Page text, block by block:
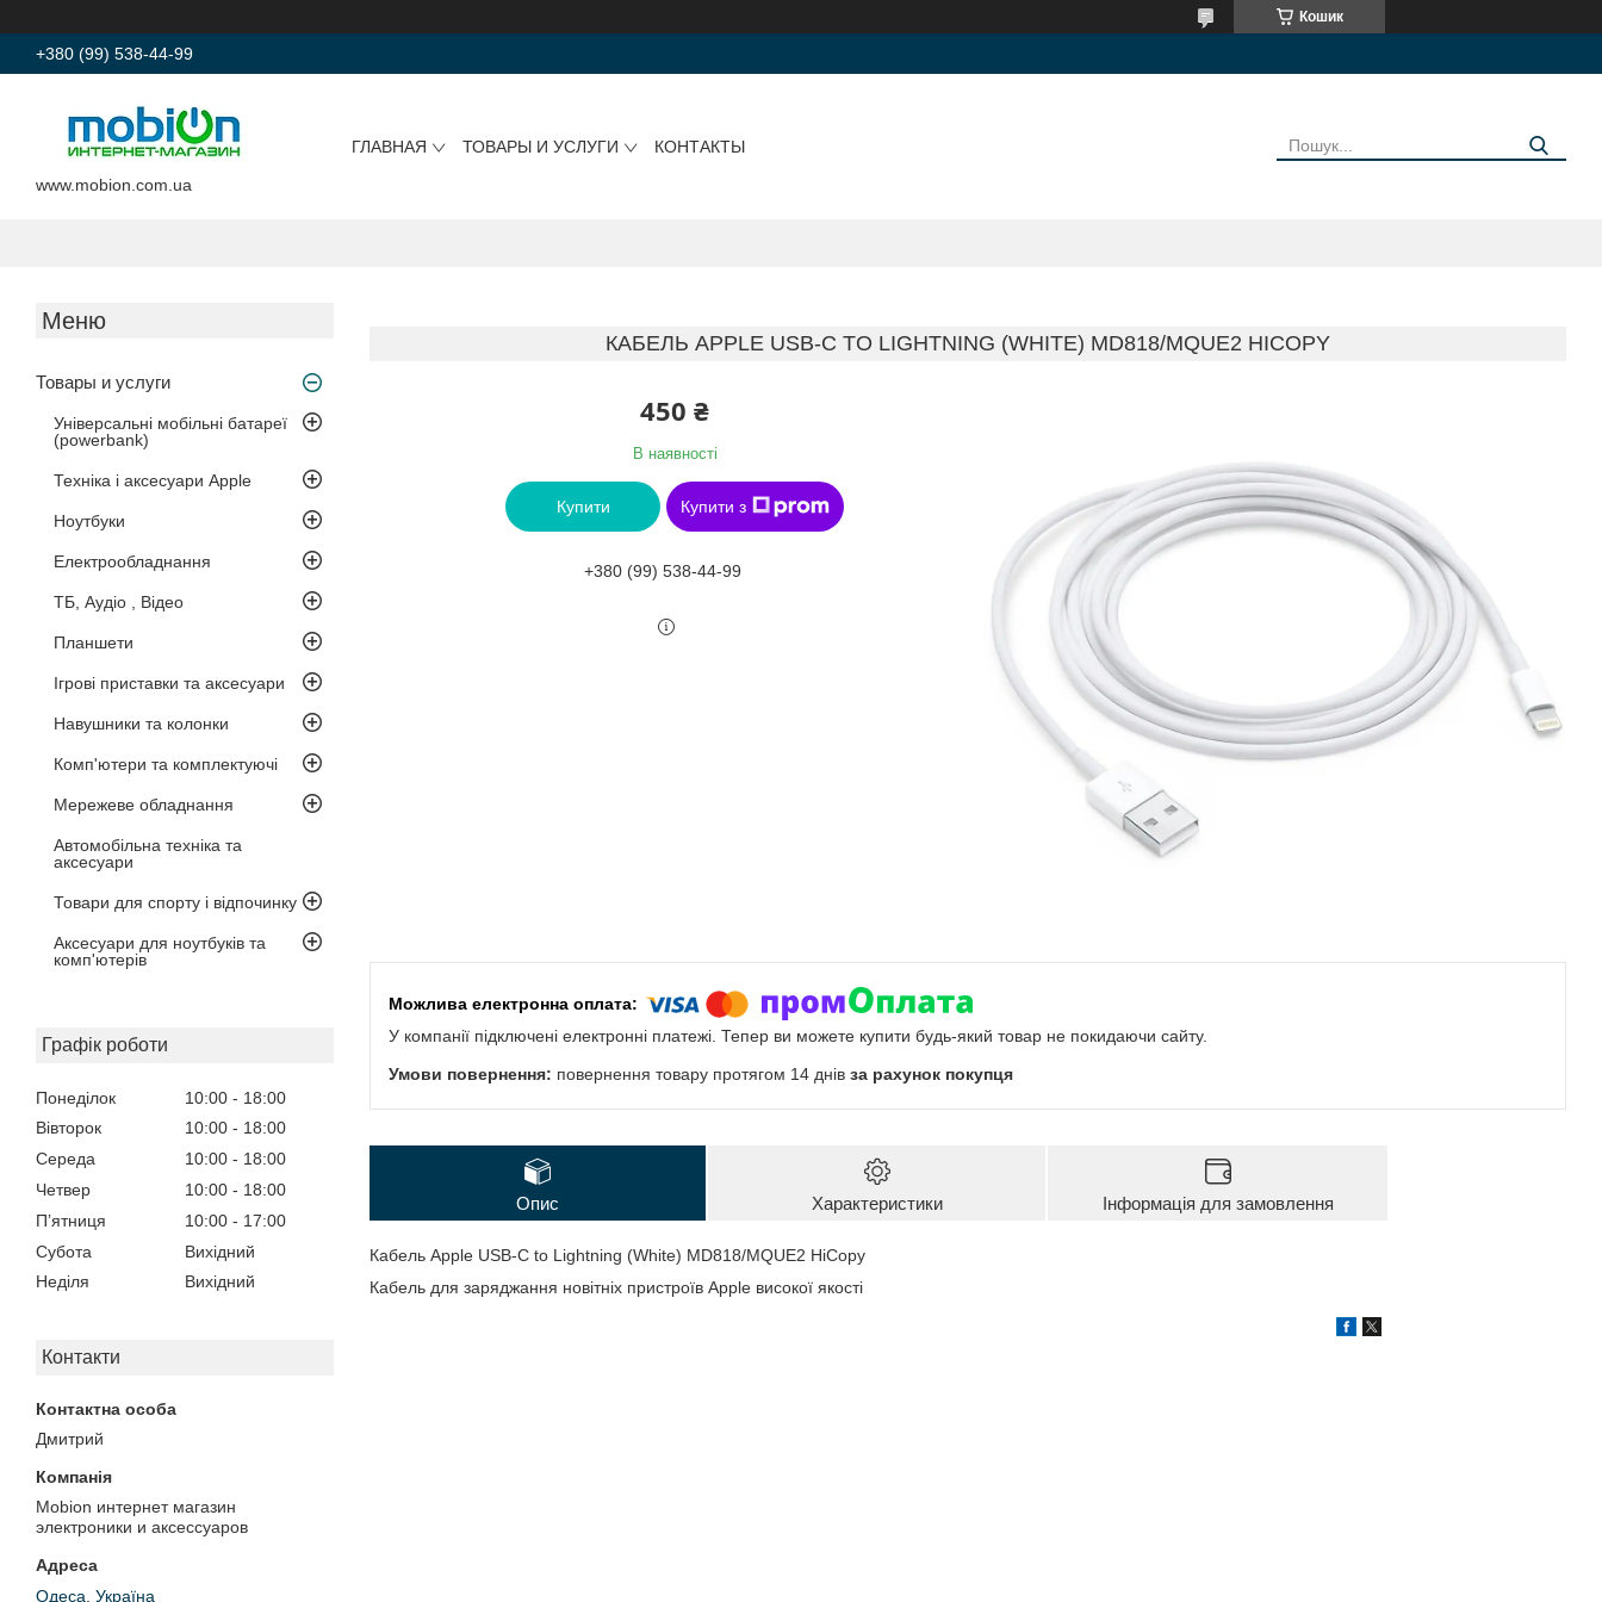
Кошик
+380 (99) 538-44-99
www.mobion.com.ua
ГЛАВНАЯ ТОВАРЫ И УСЛУГИ КОНТАКТЫ
Товары и услуги
Універсальні мобільні батареї
(powerbank)
Техніка і аксесуари Apple
Ноутбуки
Електрообладнання
ТБ, Аудіо , Відео
Планшети
Ігрові приставки та аксесуари
Навушники та колонки
Комп'ютери та комплектуючі
Мережеве обладнання
Автомобільна техніка та
аксесуари
Товари для спорту і відпочинку
Аксесуари для ноутбуків та
комп'ютерів
Графік роботи
Понеділок 10:00
18:00
Вівторок
10:00
18:00
Середа
10:00
18:00
Четвер
10:00
18:00
Пʼятниця
10:00
17:00
Субота
Вихідний
Неділя
Вихідний
Контакти
Дмитрий
Mobion интернет магазин
электроники и аксессуаров
Одеса, Україна
КАБЕЛЬ APPLE USB-С TO LIGHTNING (WHITE) MD818/MQUE2 HICOPY
450 ₴
В наявності
Купити Купити з
+380 (99) 538-44-99
У компанії підключені електронні платежі. Тепер ви можете купити будь-який товар не покидаючи сайту.
повернення товару протягом 14 днів за рахунок покупця
Опис Характеристики Інформація для замовлення
Кабель Apple USB-С to Lightning (White) MD818/MQUE2 HiCopy
Кабель для заряджання новітніх пристроїв Apple високої якості